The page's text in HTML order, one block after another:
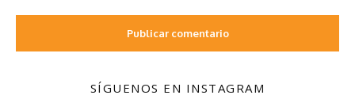
SÍGUENOS EN INSTAGRAM